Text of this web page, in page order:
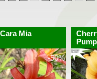
Cara Mia
-50%